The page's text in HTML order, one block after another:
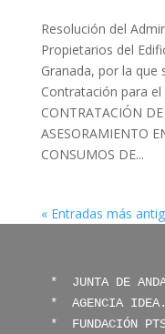
Resolución del
Propietarios del
Granada, por la que
Contratación para el
CONTRATACIÓN
ASESORAMIENTO
CONSUMOS DE...
« Entradas más
*
JUNTA DE
* AGENCIA IDEA.
* FUNDACIÓN